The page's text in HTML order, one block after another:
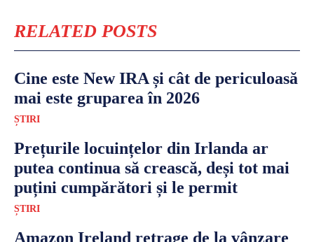
RELATED POSTS
Cine este New IRA și cât de periculoasă
mai este gruparea în 2026
ȘTIRI
Prețurile locuințelor din Irlanda ar
putea continua să crească, deși tot mai
puțini cumpărători și le permit
ȘTIRI
Amazon Ireland retrage de la vânzare